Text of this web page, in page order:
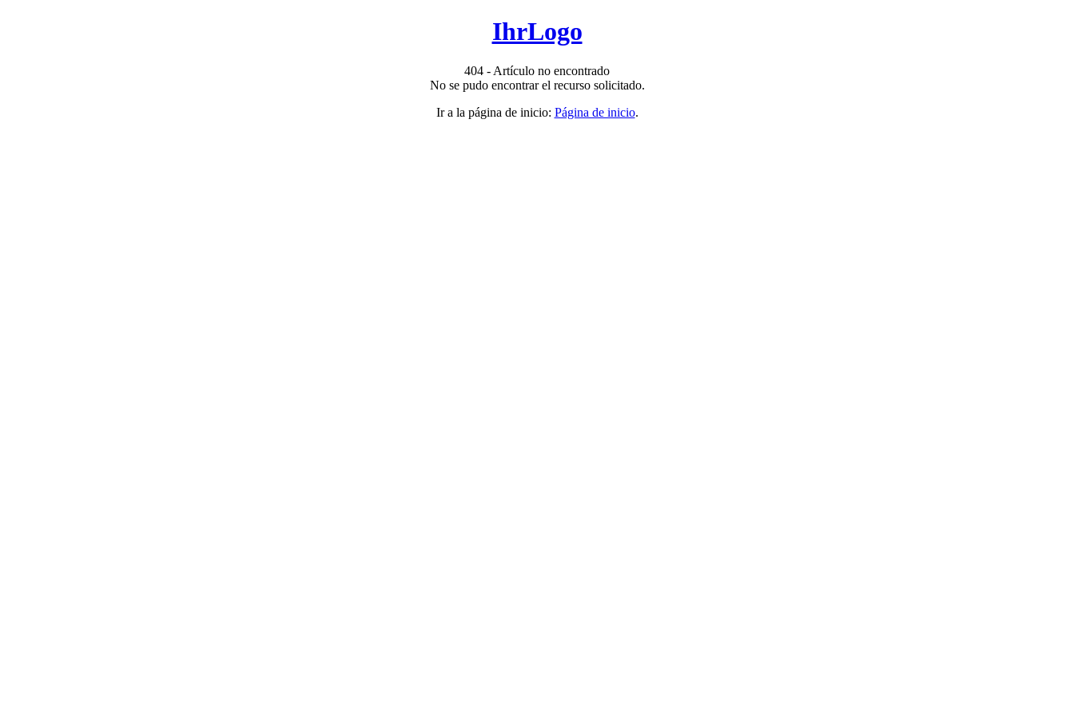
IhrLogo
404 - Artículo no encontrado
No se pudo encontrar el recurso solicitado.
Ir a la página de inicio: Página de inicio.